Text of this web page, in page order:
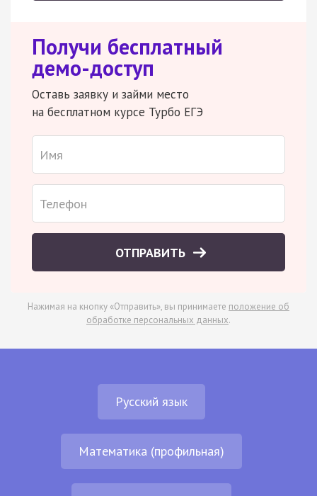
Получи бесплатный
демо-доступ
Оставь заявку и займи место
на бесплатном курсе Турбо ЕГЭ
ОТПРАВИТЬ
Нажимая на кнопку «Отправить», вы принимаете положение об
обработке персональных данных.
Русский язык
Математика (профильная)